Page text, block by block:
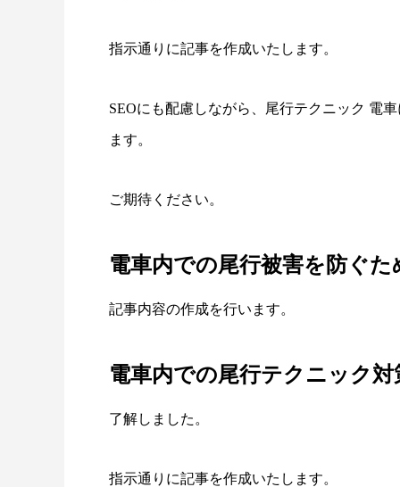
指示通りに記事を作成いたします。
SEOにも配慮しながら、尾行テクニック 電
ます。
ご期待ください。
電車内での尾行被害を防ぐ
記事内容の作成を行います。
電車内での尾行テクニック対
了解しました。
指示通りに記事を作成いたします。